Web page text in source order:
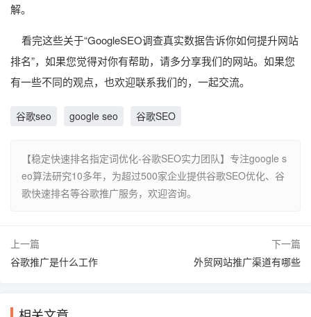
解。
看完这些关于“GoogleSEO调查真实数据告诉你如何提升网站
排名”，如果您觉得对你有帮助，请多分享我们的网站。如果您
有一些不同的观点，也欢迎联系我们的，一起交流。
谷歌seo google seo 谷歌SEO
【稳定快速排名指定词优化-谷歌SEO实力团队】专注google s
eo算法研究10多年，为超过500家企业提供谷歌SEO优化、谷
歌快速排名等谷歌推广服务，欢迎咨询。
上一篇
谷歌推广是什么工作
下一篇
外贸网站推广渠道有哪些